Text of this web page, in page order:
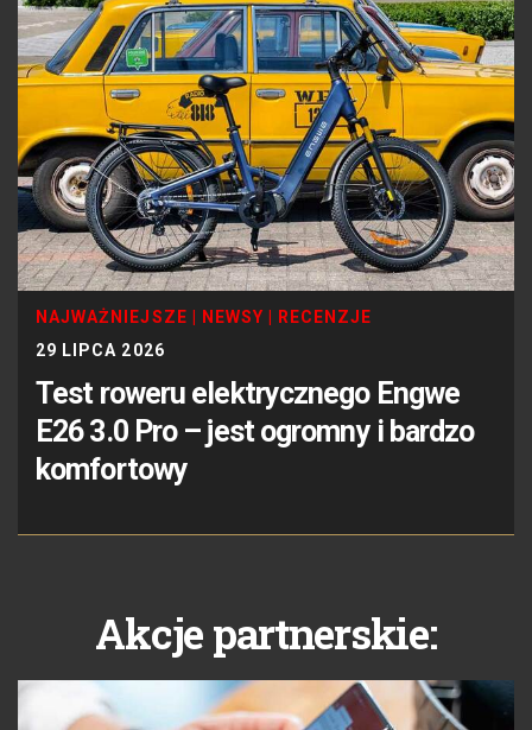
NAJWAŻNIEJSZE NEWSY
RECENZJE
29 LIPCA 2026
Test roweru elektrycznego Engwe
E26 3.0 Pro – jest ogromny i bardzo
komfortowy
Akcje partnerskie: